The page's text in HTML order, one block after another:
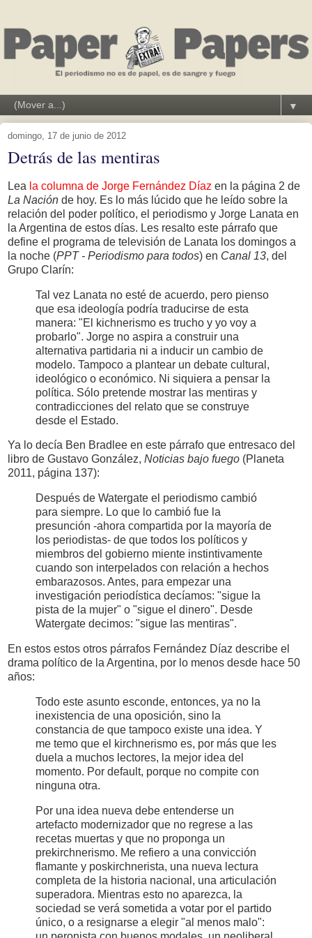
▼
domingo, 17 de junio de 2012
Detrás de las mentiras
Lea la columna de Jorge Fernández Díaz en la página 2 de
La Nación de hoy. Es lo más lúcido que he leído sobre la
relación del poder político, el periodismo y Jorge Lanata en
la Argentina de estos días. Les resalto este párrafo que
define el programa de televisión de Lanata los domingos a
la noche (PPT - Periodismo para todos) en Canal 13, del
Grupo Clarín:
Tal vez Lanata no esté de acuerdo, pero pienso
que esa ideología podría traducirse de esta
manera: "El kichnerismo es trucho y yo voy a
probarlo". Jorge no aspira a construir una
alternativa partidaria ni a inducir un cambio de
modelo. Tampoco a plantear un debate cultural,
ideológico o económico. Ni siquiera a pensar la
política. Sólo pretende mostrar las mentiras y
contradicciones del relato que se construye
desde el Estado.
Ya lo decía Ben Bradlee en este párrafo que entresaco del
libro de Gustavo González, Noticias bajo fuego (Planeta
2011, página 137):
Después de Watergate el periodismo cambió
para siempre. Lo que lo cambió fue la
presunción -ahora compartida por la mayoría de
los periodistas- de que todos los políticos y
miembros del gobierno miente instintivamente
cuando son interpelados con relación a hechos
embarazosos. Antes, para empezar una
investigación periodística decíamos: "sigue la
pista de la mujer" o "sigue el dinero". Desde
Watergate decimos: "sigue las mentiras".
En estos estos otros párrafos Fernández Díaz describe el
drama político de la Argentina, por lo menos desde hace 50
años:
Todo este asunto esconde, entonces, ya no la
inexistencia de una oposición, sino la
constancia de que tampoco existe una idea. Y
me temo que el kirchnerismo es, por más que les
duela a muchos lectores, la mejor idea del
momento. Por default, porque no compite con
ninguna otra.
Por una idea nueva debe entenderse un
artefacto modernizador que no regrese a las
recetas muertas y que no proponga un
prekirchnerismo. Me refiero a una convicción
flamante y poskirchnerista, una nueva lectura
completa de la historia nacional, una articulación
superadora. Mientras esto no aparezca, la
sociedad se verá sometida a votar por el partido
único, o a resignarse a elegir "al menos malo":